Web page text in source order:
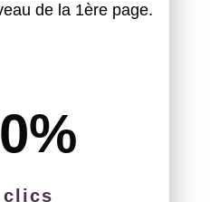
de la 1ère page.
%
clics